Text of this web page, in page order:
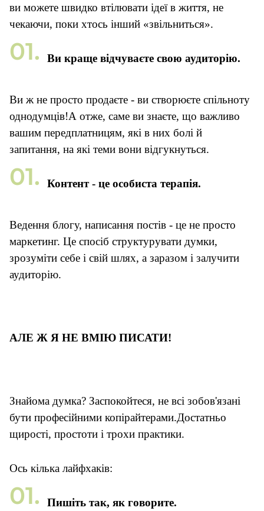
ви можете швидко втілювати ідеї в життя, не
чекаючи, поки хтось інший «звільниться».
Ви краще відчуваєте свою аудиторію.
Ви ж не просто продаєте - ви створюєте спільноту
однодумців!А отже, саме ви знаєте, що важливо
вашим передплатницям, які в них болі й
запитання, на які теми вони відгукнуться.
Контент - це особиста терапія.
Ведення блогу, написання постів - це не просто
маркетинг. Це спосіб структурувати думки,
зрозуміти себе і свій шлях, а заразом і залучити
аудиторію.
АЛЕ Ж Я НЕ ВМІЮ ПИСАТИ!
Знайома думка? Заспокойтеся, не всі зобов'язані
бути професійними копірайтерами.Достатньо
щирості, простоти і трохи практики.
Ось кілька лайфхаків:
Пишіть так, як говорите.